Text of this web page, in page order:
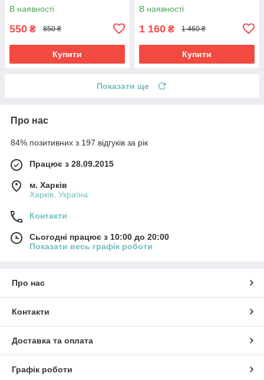
В наявності
550 ₴ 850 ₴
Купити
В наявності
1 160 ₴ 1 460 ₴
Купити
Показати ще
Про нас
84% позитивних з 197 відгуків за рік
Працює з 28.09.2015
м. Харків
Харків, Україна
Контакти
Сьогодні працює з 10:00 до 20:00
Показати весь графік роботи
Про нас
Контакти
Доставка та оплата
Графік роботи